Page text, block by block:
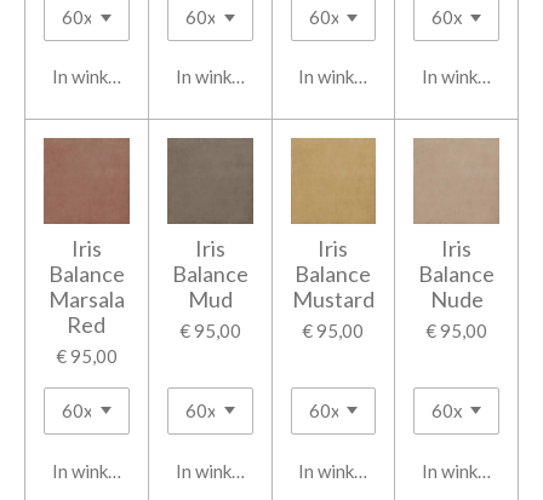
In winkelwagen In winkelwagen In winkelwagen In
Iris
Balance
Marsala
Red
€ 95,00
In winkelwagen
Iris
Balance
Mud
€ 95,00
In winkelwagen
Iris
Balance
Mustard
€ 95,00
In winkelwagen
Iris
Balance
Nude
€ 95,00
In